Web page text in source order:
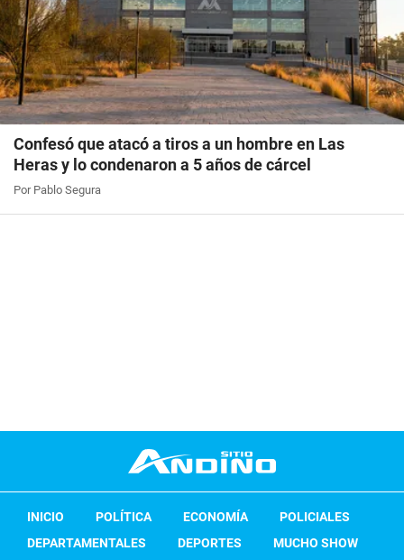
Confesó que atacó a tiros a un hombre en Las
Heras y lo condenaron a 5 años de cárcel
Por Pablo Segura
INICIO POLÍTICA ECONOMÍA
POLICIALES
DEPARTAMENTALES
DEPORTES
MUCHO SHOW